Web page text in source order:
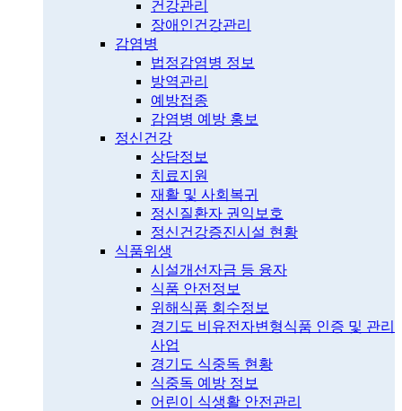
건강관리
장애인건강관리
감염병
법정감염병 정보
방역관리
예방접종
감염병 예방 홍보
정신건강
상담정보
치료지원
재활 및 사회복귀
정신질환자 권익보호
정신건강증진시설 현황
식품위생
시설개선자금 등 융자
식품 안전정보
위해식품 회수정보
경기도 비유전자변형식품 인증 및 관리
사업
경기도 식중독 현황
식중독 예방 정보
어린이 식생활 안전관리